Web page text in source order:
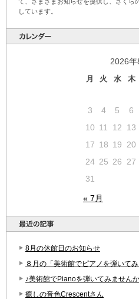
しています。
2026年
月 火 水 木
« 7月
3
4 5 6
10 11 12 13
17 18 19 20
24 25 26 27
31
8月の休館日のお知らせ
８月の「美術館でピアノを弾いて
♪美術館でPianoを弾いてみません
癒しの音色Crescentさん